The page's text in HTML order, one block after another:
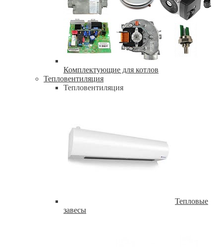
Комплектующие для котлов
Тепловентиляция
Тепловентиляция
Тепловые
завесы